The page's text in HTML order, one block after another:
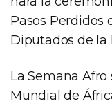
Pasos Perdidos
Diputados de la
La Semana
Mundial de